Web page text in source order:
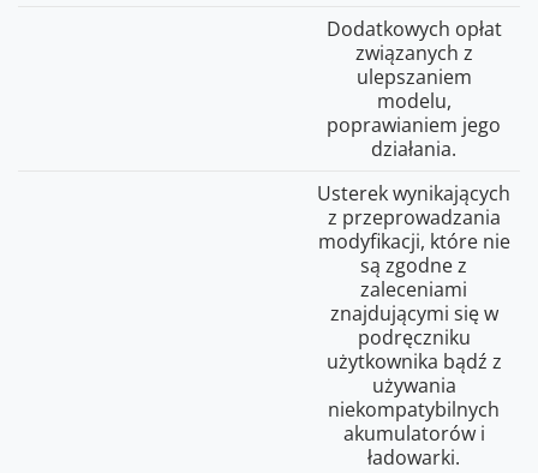
Dodatkowych opłat
związanych z
ulepszaniem
modelu,
poprawianiem jego
działania.
Usterek wynikających
z przeprowadzania
modyfikacji, które nie
są zgodne z
zaleceniami
znajdującymi się w
podręczniku
użytkownika bądź z
używania
niekompatybilnych
akumulatorów i
ładowarki.